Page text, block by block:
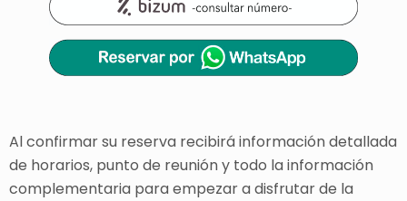
Al confirmar su reserva recibirá información detallada
de horarios, punto de reunión y todo la información
complementaria para empezar a disfrutar de la